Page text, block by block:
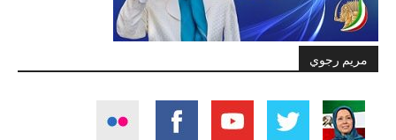
مريم رجوي